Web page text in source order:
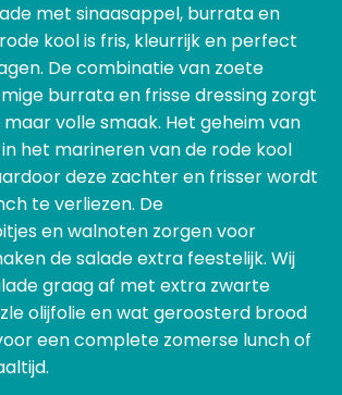
met sinaasappel, burrata en
kool is fris, kleurrijk en perfect
De combinatie van zoete
burrata en frisse dressing zorgt
volle smaak. Het geheim van
het marineren van de rode kool
deze zachter en frisser wordt
te verliezen. De
en walnoten zorgen voor
de salade extra feestelijk. Wij
graag af met extra zwarte
olijfolie en wat geroosterd brood
een complete zomerse lunch of